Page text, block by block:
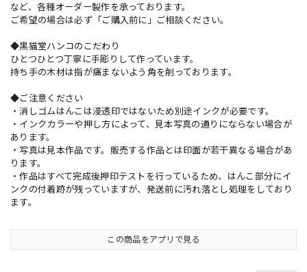
など、各種オーダー製作を承っております。
ご希望の場合は必ず「ご購入前に」ご相談ください。
◆黒猫堂ハンコのこだわり
ひとつひとつ丁寧に手彫りして作っています。
持ち手の木材は指が痛まないよう角を削っております。
◆ご注意ください
・消しゴムはんこは浸透印ではないため別途インクが必要です。
・インクカラーや押し方によって、見本写真の通りにならない場合が
あります。
・写真は見本作品です。販売する作品とは印面が若干異なる場合があ
ります。
・作品はすべて完成後押印テストを行っているため、はんこ部分にイ
ンクの付着跡が残っていますが、発送前に汚れ落とし処理をしており
ます。
この商品をアプリで見る